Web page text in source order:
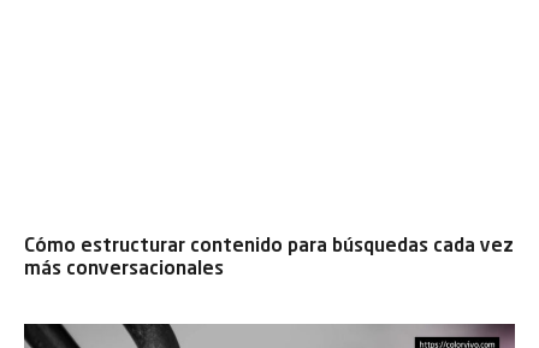
Cómo estructurar contenido para búsquedas cada vez
más conversacionales